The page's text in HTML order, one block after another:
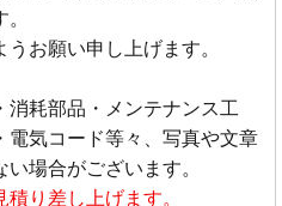
お願い申し上げます。
耗部品・メンテナンス工
電気コード等々、写真や文章
場合がございます。
り差し上げます。